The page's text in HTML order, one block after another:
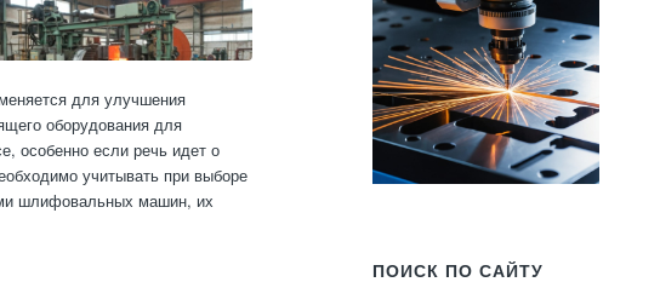
для улучшения
оборудования для
особенно если речь идет о
учитывать при выборе
шлифовальных машин, их
ПОИСК ПО САЙТУ